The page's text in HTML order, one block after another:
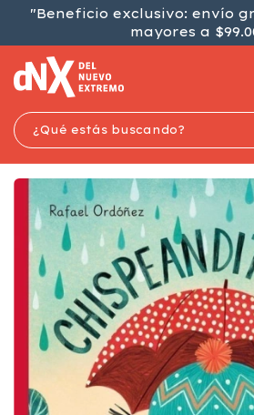
"Beneficio exclusivo: envío
mayores a